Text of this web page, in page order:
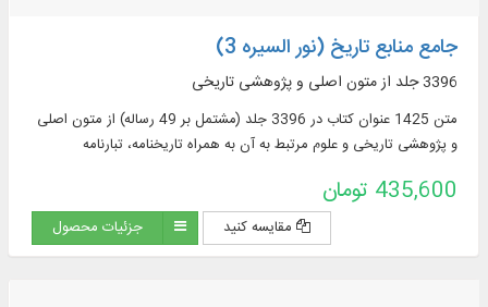
جامع منابع تاریخ (نور السیره 3)
3396 جلد از متون اصلی و پژوهشی تاریخی
متن 1425 عنوان کتاب در 3396 جلد (مشتمل بر 49 رساله) از متون اصلی
و پژوهشی تاریخی و علوم مرتبط به آن به همراه تاریخنامه، تبارنامه
435,600 تومان
مقایسه کنید جزئیات محصول